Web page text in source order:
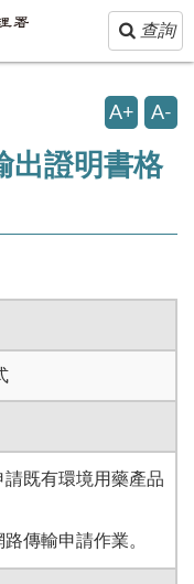
Toggle
navigation
查詢
A+ A-
出證明書格
既有環境用藥產品
傳輸申請作業。